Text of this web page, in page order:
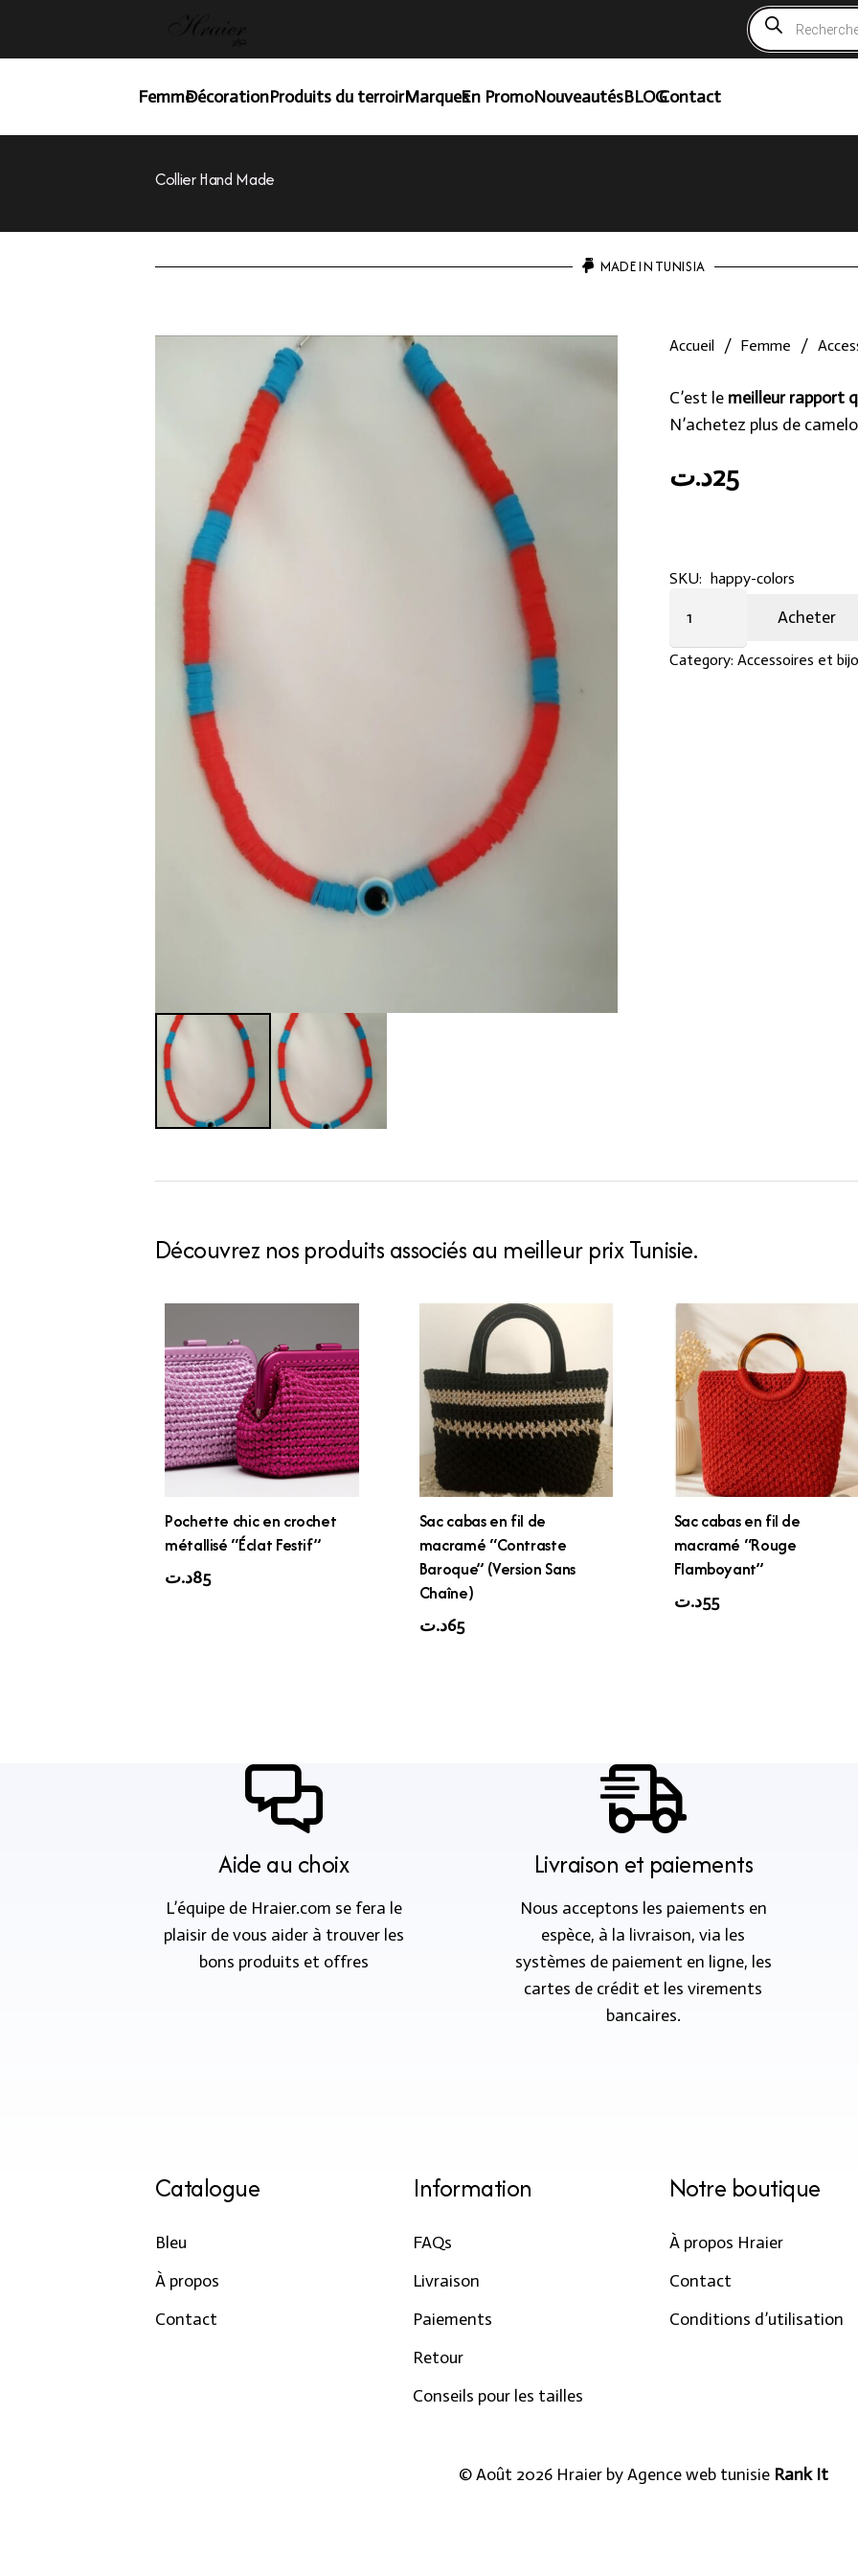
Recherche
de
produits
FemmeDécorationProduits du terroirMarquesEn PromoNouveautésBLOGContact
Collier Hand Made
MADE IN TUNISIA
Accueil / Femme /
C’est le meilleur rapport
N’achetez plus de
25د.ت
SKU: happy-colors
Hand
made
Acheter
Category: Accessoires et
Découvrez nos produits associés au meilleur prix Tunisie.
Pochette chic en crochet
métallisé “Éclat Festif”
85د.ت
Sac cabas en fil de
macramé “Contraste
Baroque” (Version Sans
Chaîne)
65د.ت
Sac cabas en fil de
macramé “Rouge
Flamboyant”
55د.ت
Aide au choix
L’équipe de Hraier.com se fera le
plaisir de vous aider à trouver les
bons produits et offres
Livraison et paiements
Nous acceptons les paiements en
espèce, à la livraison, via les
systèmes de paiement en ligne, les
cartes de crédit et les virements
bancaires.
Catalogue
Bleu
À propos
Contact
Information
FAQs
Livraison
Paiements
Retour
Conseils pour les tailles
Notre boutique
À propos Hraier
Contact
Conditions d’utilisation
© Août 2026 Hraier byAgence web tunisie Rank It